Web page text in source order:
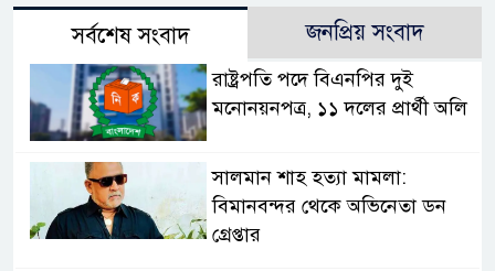
সর্বশেষ সংবাদ জনপ্রিয় সংবাদ
রাষ্ট্রপতি পদে বিএনপির দুই
মনোনয়নপত্র, ১১ দলের প্রার্থী অলি
সালমান শাহ হত্যা মামলা:
বিমানবন্দর থেকে অভিনেতা ডন
গ্রেপ্তার